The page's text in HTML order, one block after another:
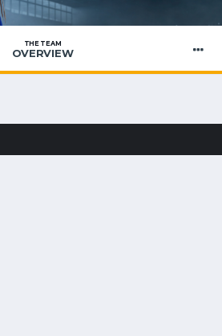
THE TEAM
OVERVIEW